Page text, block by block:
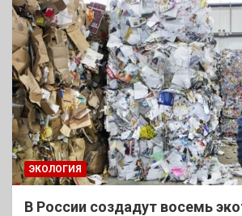
ЭКОЛОГИЯ
В России создадут восемь